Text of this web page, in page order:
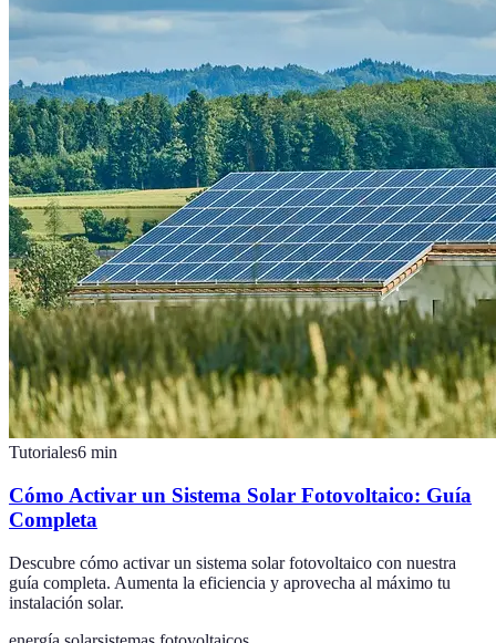
Tutoriales6 min
Cómo Activar un Sistema Solar Fotovoltaico: Guía
Completa
Descubre cómo activar un sistema solar fotovoltaico con nuestra
guía completa. Aumenta la eficiencia y aprovecha al máximo tu
instalación solar.